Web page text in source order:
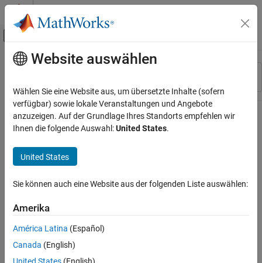
Weiter zum Inhalt
Umschaltung für Off-Canvas-
Ressource
Hauptinhalt
Website auswählen
Wählen Sie eine Website aus, um übersetzte Inhalte (sofern
verfügbar) sowie lokale Veranstaltungen und Angebote
anzuzeigen. Auf der Grundlage Ihres Standorts empfehlen wir
Ihnen die folgende Auswahl:United States.
United States
Sie können auch eine Website aus der folgenden Liste auswählen:
Amerika
América Latina (Español)
Canada (English)
United States (English)